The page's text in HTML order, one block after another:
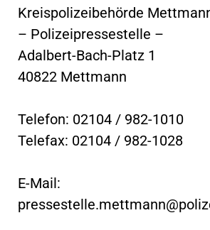
Kreispolizeibehörde
– Polizeipressestelle –
Adalbert-Bach-Platz 1
40822 Mettmann
Telefon: 02104 / 982-1010
Telefax: 02104 / 982-1028
E-Mail: